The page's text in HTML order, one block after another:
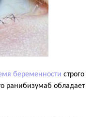
беременности строго
ранибизумаб обладает